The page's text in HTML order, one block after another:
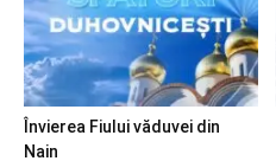
Învierea Fiului văduvei din
Nain